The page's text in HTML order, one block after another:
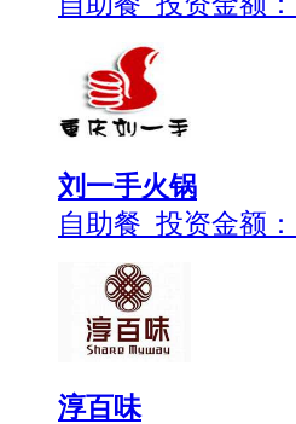
刘一手火锅
自助餐 投资金额：
淳百味